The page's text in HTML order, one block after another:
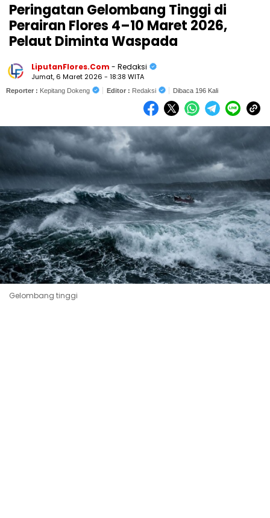
Peringatan Gelombang Tinggi di
Perairan Flores 4–10 Maret 2026,
Pelaut Diminta Waspada
LiputanFlores.Com - Redaksi
Jumat, 6 Maret 2026 - 18:38 WITA
Reporter : Kepitang Dokeng Editor : Redaksi Dibaca 196 Kali
Gelombang tinggi